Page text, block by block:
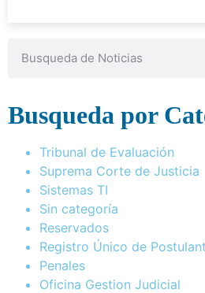
Busqueda por
Tribunal de Evaluación
Suprema Corte de Justicia
Sistemas TI
Sin categoría
Reservados
Registro Único de
Penales
Oficina Gestion Judicial